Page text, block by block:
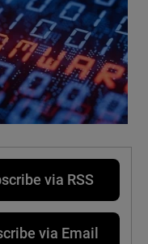
via RSS
via Email